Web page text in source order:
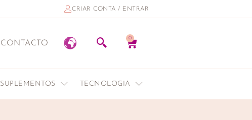
CRIAR CONTA / ENTRAR
CONTACTO
0
SUPLEMENTOS TECNOLOGIA